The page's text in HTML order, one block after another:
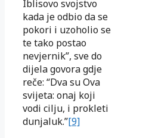
Iblisovo svojstvo
kada je odbio da se
pokori i uzoholio se
te tako postao
nevjernik”, sve do
dijela govora gdje
reče: “Dva su Ova
svijeta: onaj koji
vodi cilju, i prokleti
dunjaluk.”[9]